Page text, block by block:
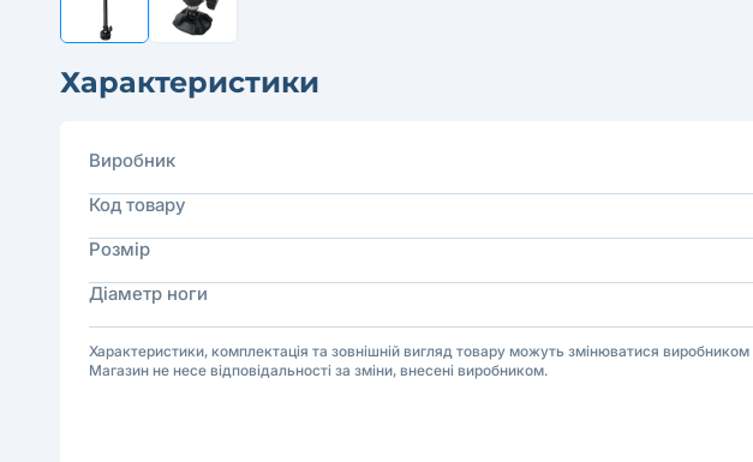
Характеристики
Виробник
Код товару
Розмір
Діаметр ноги
Характеристики, комплектація та зовнішній вигляд товару можуть змінюватися
Магазин не несе відповідальності за зміни, внесені виробником.